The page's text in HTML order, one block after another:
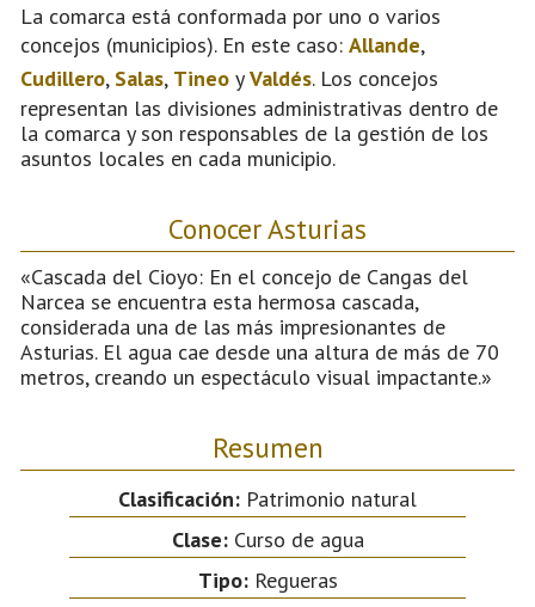
La comarca está conformada por uno o varios
concejos (municipios). En este caso: Allande,
Cudillero, Salas, Tineo yValdés. Los concejos
representan las divisiones administrativas dentro de
la comarca y son responsables de la gestión de los
asuntos locales en cada municipio.
Conocer Asturias
«Cascada del Cioyo: En el concejo de Cangas del
Narcea se encuentra esta hermosa cascada,
considerada una de las más impresionantes de
Asturias. El agua cae desde una altura de más de 70
metros, creando un espectáculo visual impactante.»
Resumen
Clasificación: Patrimonio natural
Clase:Curso de agua
Tipo:Regueras